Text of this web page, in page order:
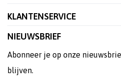
KLANTENSERVICE
NIEUWSBRIEF
Abonneer je op onze
blijven.